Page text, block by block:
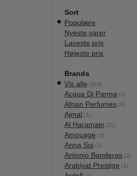
Sort
Populære
Nyeste varer
Laveste pris
Højeste pris
Brands
Vis alle (569)
Acqua Di Parma (4)
Afnan Perfumes (6)
Ajmal (1)
Al Haramain (11)
Amouage (3)
Anna Sui (1)
Antonio Banderas (2)
Arabiyat Prestige (1)